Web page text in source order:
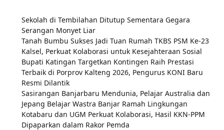
Sekolah di Tembilahan Ditutup Sementara Gegara
Serangan Monyet Liar
Tanah Bumbu Sukses Jadi Tuan Rumah TKBS PSM Ke-23
Kalsel, Perkuat Kolaborasi untuk Kesejahteraan Sosial
Bupati Katingan Targetkan Kontingen Raih Prestasi
Terbaik di Porprov Kalteng 2026, Pengurus KONI Baru
Resmi Dilantik
Sasirangan Banjarbaru Mendunia, Pelajar Australia dan
Jepang Belajar Wastra Banjar Ramah Lingkungan
Kotabaru dan UGM Perkuat Kolaborasi, Hasil KKN-PPM
Dipaparkan dalam Rakor Pemda